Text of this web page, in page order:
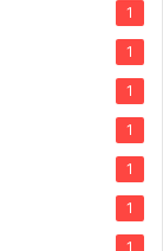
1
1
1
1
1
1
1